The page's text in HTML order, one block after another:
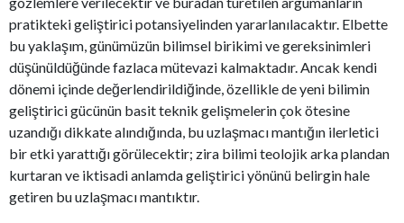
pratikteki geliştirici potansiyelinden yararlanılacaktır. Elbette
bu yaklaşım, günümüzün bilimsel birikimi ve gereksinimleri
düşünüldüğünde fazlaca mütevazi kalmaktadır. Ancak kendi
dönemi içinde değerlendirildiğinde, özellikle de yeni bilimin
geliştirici gücünün basit teknik gelişmelerin çok ötesine
uzandığı dikkate alındığında, bu uzlaşmacı mantığın ilerletici
bir etki yarattığı görülecektir; zira bilimi teolojik arka plandan
kurtaran ve iktisadi anlamda geliştirici yönünü belirgin hale
getiren bu uzlaşmacı mantıktır.